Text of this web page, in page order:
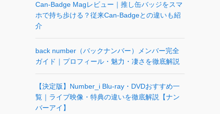
Can-Badge Magレビュー｜推し缶バッジをスマ
ホで持ち歩ける？従来Can-Badgeとの違いも紹
介
back number（バックナンバー）メンバー完全
ガイド｜プロフィール・魅力・凄さを徹底解説
【決定版】Number_i Blu-ray・DVDおすすめ一
覧｜ライブ映像・特典の違いを徹底解説【ナン
バーアイ】